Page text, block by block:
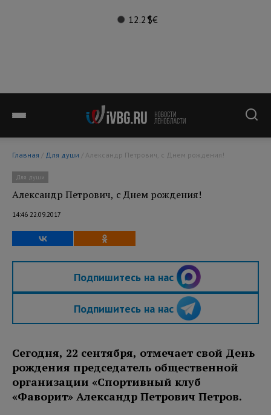
12.2°$€
Главная / Для души / Александр Петрович, с Днем рождения!
Для души
Александр Петрович, с Днем рождения!
14:46 22.09.2017
Подпишитесь на нас
Подпишитесь на нас
Сегодня, 22 сентября, отмечает свой День
рождения председатель общественной
организации «Спортивный клуб
«Фаворит» Александр Петрович Петров.